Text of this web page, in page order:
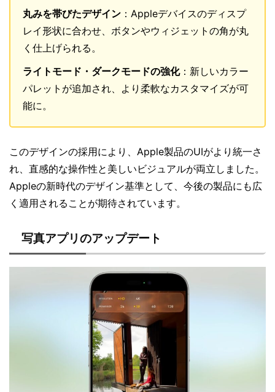
丸みを帯びたデザイン ：Appleデバイスのディスプ
レイ形状に合わせ、ボタンやウィジェットの角が丸
く仕上げられる。
ライトモード・ダークモードの強化：新しいカラー
パレットが追加され、より柔軟なカスタマイズが可
能に。
このデザインの採用により、Apple製品のUIがより統一さ
れ、直感的な操作性と美しいビジュアルが両立しました。
Appleの新時代のデザイン基準として、今後の製品にも広
く適用されることが期待されています。
写真アプリのアップデート